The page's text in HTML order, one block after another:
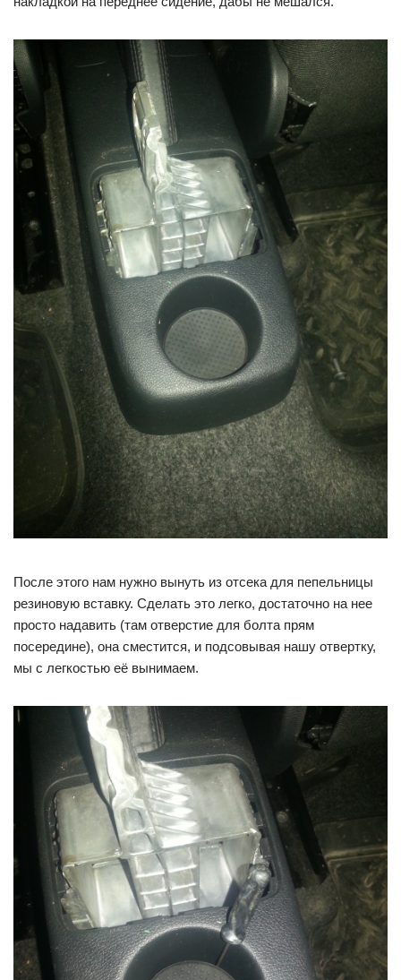
После этого нам нужно вынуть из отсека для пепельницы
резиновую вставку. Сделать это легко, достаточно на нее
просто надавить (там отверстие для болта прям
посередине), она сместится, и подсовывая нашу отвертку,
мы с легкостью её вынимаем.